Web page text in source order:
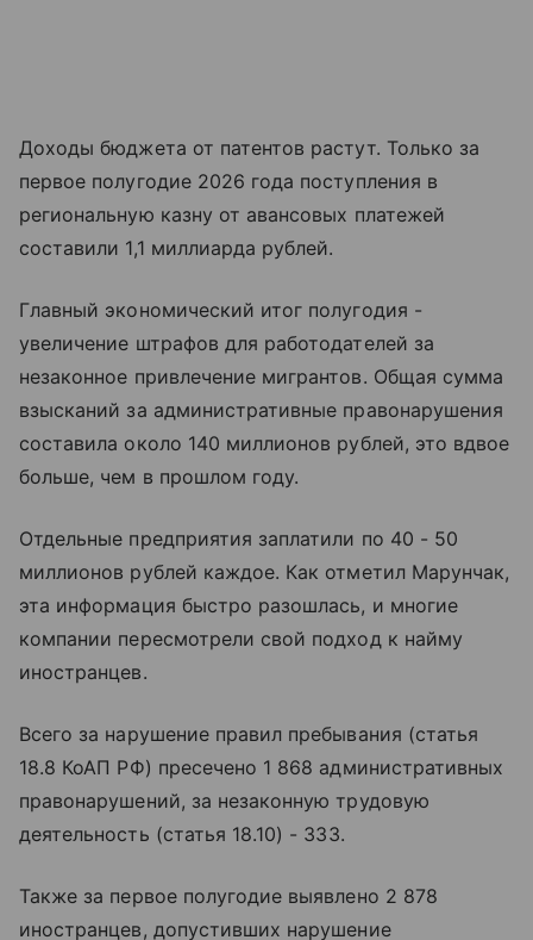
Доходы бюджета от патентов растут. Только за
первое полугодие 2026 года поступления в
региональную казну от авансовых платежей
составили 1,1 миллиарда рублей.
Главный экономический итог полугодия -
увеличение штрафов для работодателей за
незаконное привлечение мигрантов. Общая сумма
взысканий за административные правонарушения
составила около 140 миллионов рублей, это вдвое
больше, чем в прошлом году.
Отдельные предприятия заплатили по 40 - 50
миллионов рублей каждое. Как отметил Марунчак,
эта информация быстро разошлась, и многие
компании пересмотрели свой подход к найму
иностранцев.
Всего за нарушение правил пребывания (статья
18.8 КоАП РФ) пресечено 1 868 административных
правонарушений, за незаконную трудовую
деятельность (статья 18.10) - 333.
Также за первое полугодие выявлено 2 878
иностранцев, допустивших нарушение